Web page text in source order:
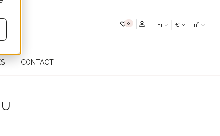
0Mes favoris Fr € m²
CONTACT